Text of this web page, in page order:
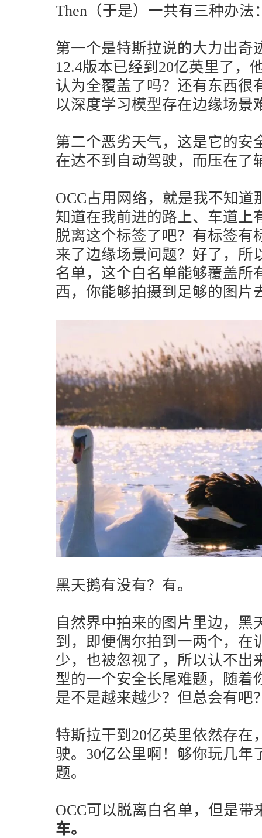
Then（于是）一共有三种办法
第一个是特斯拉说的大力出奇
12.4版本已经到20亿英里了，
认为全覆盖了吗？还有东西很
以深度学习模型存在边缘场景
第二个恶劣天气，这是它的安
在达不到自动驾驶，而压在了
OCC占用网络，就是我不知
知道在我前进的路上、车道上
脱离这个标签了吧？有标签有
来了边缘场景问题？好了，所
名单，这个白名单能够覆盖所
西，你能够拍摄到足够的图片
黑天鹅有没有？有。
自然界中拍来的图片里边，黑
到，即便偶尔拍到一两个，在
少，也被忽视了，所以认不出
型的一个安全长尾难题，随着
是不是越来越少？但总会有吧
特斯拉干到20亿英里依然存在
驶。30亿公里啊！够你玩几年
题。
OCC可以脱离白名单，但是带
车。